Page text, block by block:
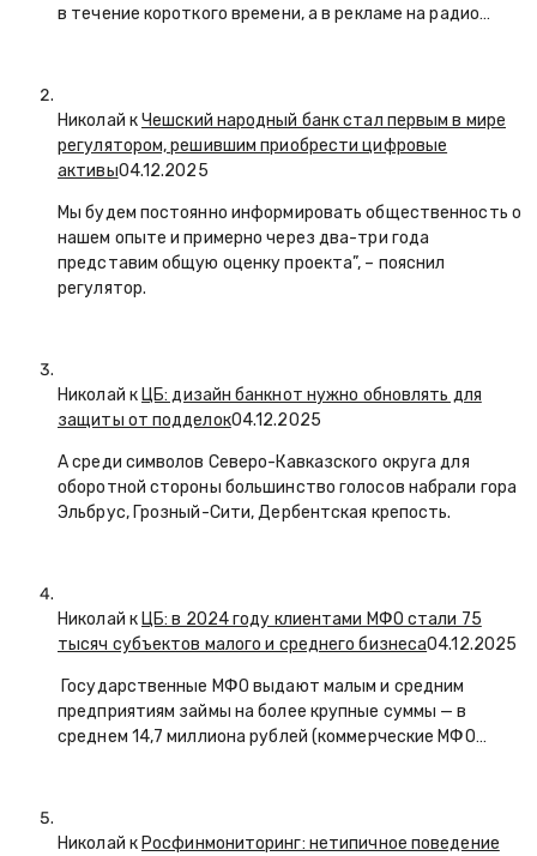
в течение короткого времени, а в рекламе на радио…
Николай кЧешский народный банк стал первым в мире
регулятором, решившим приобрести цифровые
активы04.12.2025
Мы будем постоянно информировать общественность о
нашем опыте и примерно через два-три года
представим общую оценку проекта”, – пояснил
регулятор.
Николай к ЦБ: дизайн банкнот нужно обновлять для
защиты от подделок04.12.2025
А среди символов Северо-Кавказского округа для
оборотной стороны большинство голосов набрали гора
Эльбрус, Грозный-Сити, Дербентская крепость.
Николай к ЦБ: в 2024 году клиентами МФО стали 75
тысяч субъектов малого и среднего бизнеса04.12.2025
Государственные МФО выдают малым и средним
предприятиям займы на более крупные суммы — в
среднем 14,7 миллиона рублей (коммерческие МФО…
Николай к Росфинмониторинг: нетипичное поведение